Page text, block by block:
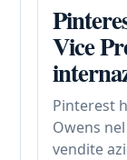
Vice
Pinterest
Owens
vendite